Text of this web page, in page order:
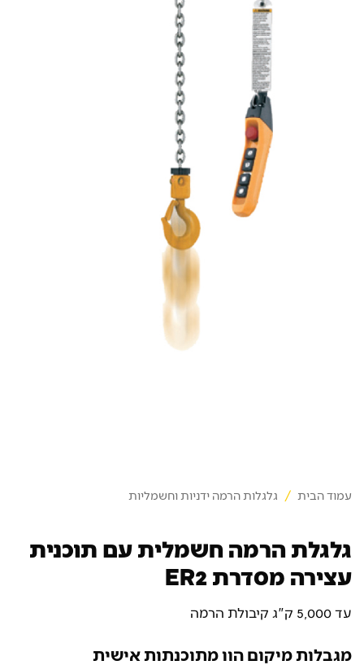
עמוד הבית / גלגלות הרמה ידניות וחשמליות
גלגלת הרמה חשמלית עם תוכנית
עצירה מסדרת ER2
עד 5,000 ק"ג קיבולת הרמה
מגבלות מיקום הוו מתוכנתות אישית